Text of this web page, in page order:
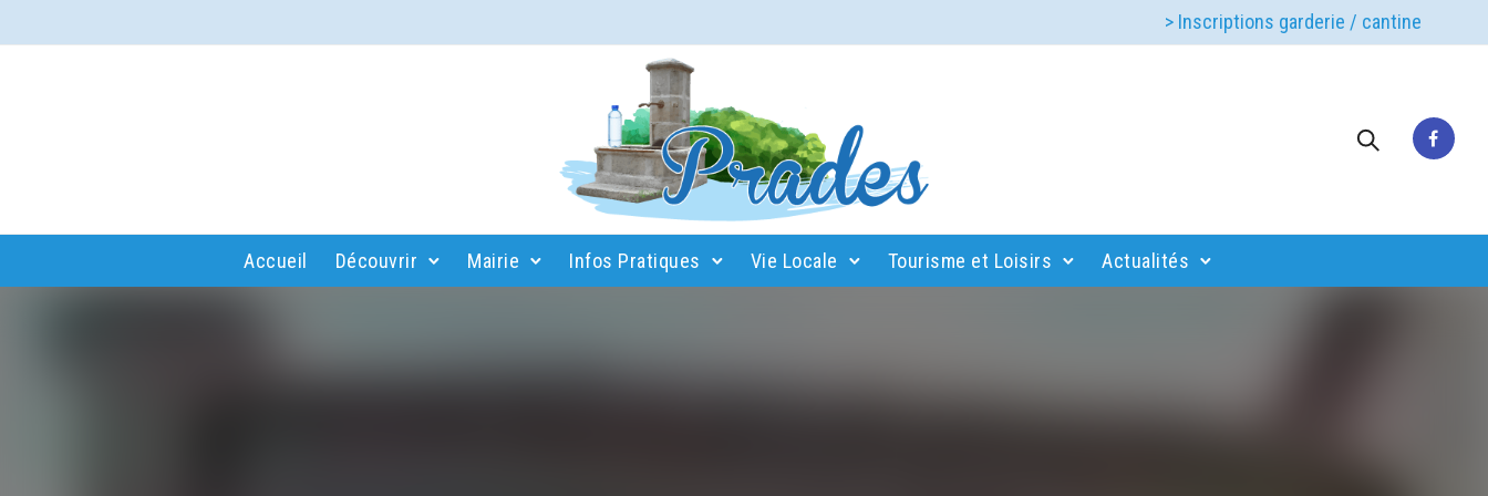
> Inscriptions garderie / cantine
Accueil Découvrir Mairie Infos Pratiques Vie Locale Tourisme et Loisirs Actualités